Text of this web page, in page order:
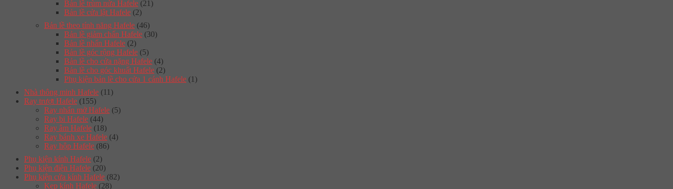
Bản lề trùm nửa Hafele (21)
Bản lề cửa lật Hafele (2)
Bản lề theo tính năng Hafele (46)
Bản lề giảm chấn Hafele (30)
Bản lề nhấn Hafele (2)
Bản lề góc rộng Hafele (5)
Bản lề cho cửa nặng Hafele (4)
Bản lề cho góc khuất Hafele (2)
Phụ kiện bản lề cho cửa 1 cánh Hafele (1)
Nhà thông minh Hafele (11)
Ray trượt Hafele (155)
Ray nhấn mở Hafele (5)
Ray bi Hafele (44)
Ray âm Hafele (18)
Ray bánh xe Hafele (4)
Ray hộp Hafele (86)
Phụ kiện kính Hafele (2)
Phụ kiện điện Hafele (20)
Phụ kiện cửa kính Hafele (82)
Kẹp kính Hafele (28)